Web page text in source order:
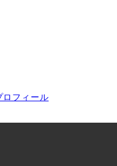
ロフィール